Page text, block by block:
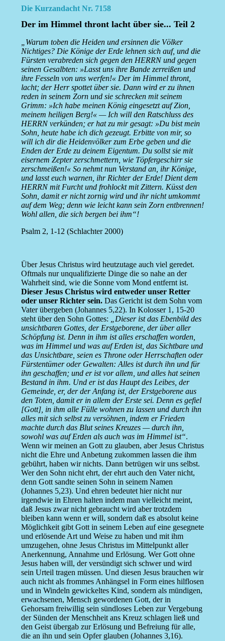
Die Kurzandacht Nr. 7158
Der im Himmel thront lacht über sie... Teil 2
„Warum toben die Heiden und ersinnen die Völker
Nichtiges? Die Könige der Erde lehnen sich auf, und die
Fürsten verabreden sich gegen den HERRN und gegen
seinen Gesalbten: »Lasst uns ihre Bande zerreißen und
ihre Fesseln von uns werfen!« Der im Himmel thront,
lacht; der Herr spottet über sie. Dann wird er zu ihnen
reden in seinem Zorn und sie schrecken mit seinem
Grimm: »Ich habe meinen König eingesetzt auf Zion,
meinem heiligen Berg!« — Ich will den Ratschluss des
HERRN verkünden; er hat zu mir gesagt: »Du bist mein
Sohn, heute habe ich dich gezeugt. Erbitte von mir, so
will ich dir die Heidenvölker zum Erbe geben und die
Enden der Erde zu deinem Eigentum. Du sollst sie mit
eisernem Zepter zerschmettern, wie Töpfergeschirr sie
zerschmeißen!« So nehmt nun Verstand an, ihr Könige,
und lasst euch warnen, ihr Richter der Erde! Dient dem
HERRN mit Furcht und frohlockt mit Zittern. Küsst den
Sohn, damit er nicht zornig wird und ihr nicht umkommt
auf dem Weg; denn wie leicht kann sein Zorn entbrennen!
Wohl allen, die sich bergen bei ihm“!
Psalm 2, 1-12 (Schlachter 2000)
Über Jesus Christus wird heutzutage auch viel geredet.
Oftmals nur unqualifizierte Dinge die so nahe an der
Wahrheit sind, wie die Sonne vom Mond entfernt ist.
Dieser Jesus Christus wird entweder unser Retter
oder unser Richter sein.Das Gericht ist dem Sohn vom
Vater übergeben (Johannes 5,22). In Kolosser 1, 15-20
steht über den Sohn Gottes:
„Dieser ist das Ebenbild des
unsichtbaren Gottes, der Erstgeborene, der über aller
Schöpfung ist. Denn in ihm ist alles erschaffen worden,
was im Himmel und was auf Erden ist, das Sichtbare und
das Unsichtbare, seien es Throne oder Herrschaften oder
Fürstentümer oder Gewalten: Alles ist durch ihn und für
ihn geschaffen; und er ist vor allem, und alles hat seinen
Bestand in ihm. Und er ist das Haupt des Leibes, der
Gemeinde, er, der der Anfang ist, der Erstgeborene aus
den Toten, damit er in allem der Erste sei. Denn es gefiel
[Gott], in ihm alle Fülle wohnen zu lassen und durch ihn
alles mit sich selbst zu versöhnen, indem er Frieden
machte durch das Blut seines Kreuzes — durch ihn,
sowohl was auf Erden als auch was im Himmel ist“.
Wenn wir meinen an Gott zu glauben, aber Jesus Christus
nicht die Ehre und Anbetung zukommen lassen die ihm
gebührt, haben wir nichts. Dann betrügen wir uns selbst.
Wer den Sohn nicht ehrt, der ehrt auch den Vater nicht,
denn Gott sandte seinen Sohn in seinem Namen
(Johannes 5,23). Und ehren bedeutet hier nicht nur
irgendwie in Ehren halten indem man vielleicht meint,
daß Jesus zwar nicht gebraucht wird aber trotzdem
bleiben kann wenn er will, sondern daß es absolut keine
Möglichkeit gibt Gott in seinem Leben auf eine gesegnete
und erlösende Art und Weise zu haben und mit ihm
umzugehen, ohne Jesus Christus im Mittelpunkt aller
Anerkennung, Annahme und Erlösung. Wer Gott ohne
Jesus haben will, der versündigt sich schwer und wird
sein Urteil tragen müssen. Und diesen Jesus brauchen wir
auch nicht als frommes Anhängsel in Form eines hilflosen
und in Windeln gewickeltes Kind, sondern als mündigen,
erwachsenen, Mensch gewordenen Gott, der in
Gehorsam freiwillig sein sündloses Leben zur Vergebung
der Sünden der Menschheit ans Kreuz schlagen ließ und
den Geist übergab zur Erlösung und Befreiung für alle,
die an ihn und sein Opfer glauben (Johannes 3,16).